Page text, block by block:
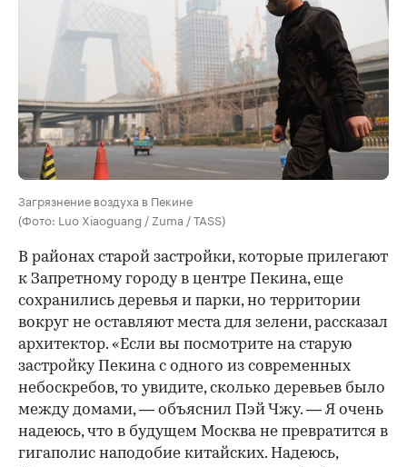
Загрязнение воздуха в Пекине
(Фото: Luo Xiaoguang / Zuma / TASS)
В районах старой застройки, которые прилегают
к Запретному городу в центре Пекина, еще
сохранились деревья и парки, но территории
вокруг не оставляют места для зелени, рассказал
архитектор. «Если вы посмотрите на старую
застройку Пекина с одного из современных
небоскребов, то увидите, сколько деревьев было
между домами, — объяснил Пэй Чжу. — Я очень
надеюсь, что в будущем Москва не превратится в
гигаполис наподобие китайских. Надеюсь,